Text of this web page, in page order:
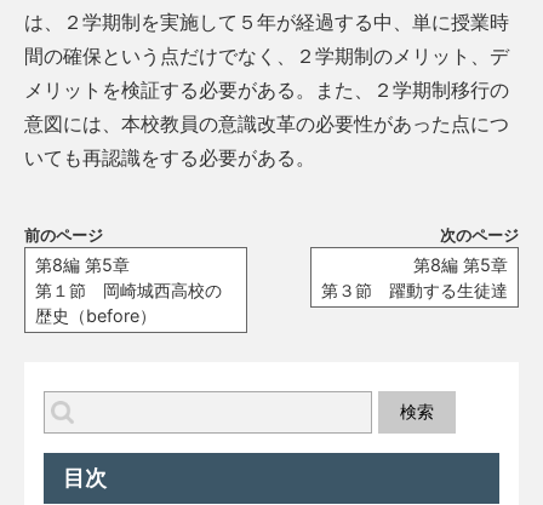
は、２学期制を実施して５年が経過する中、単に授業時
間の確保という点だけでなく、２学期制のメリット、デ
メリットを検証する必要がある。また、２学期制移行の
意図には、本校教員の意識改革の必要性があった点につ
いても再認識をする必要がある。
前のページ
第8編 第5章
第１節 岡崎城西高校の
歴史（before）
次のページ
第8編 第5章
第３節 躍動する生徒達
目次